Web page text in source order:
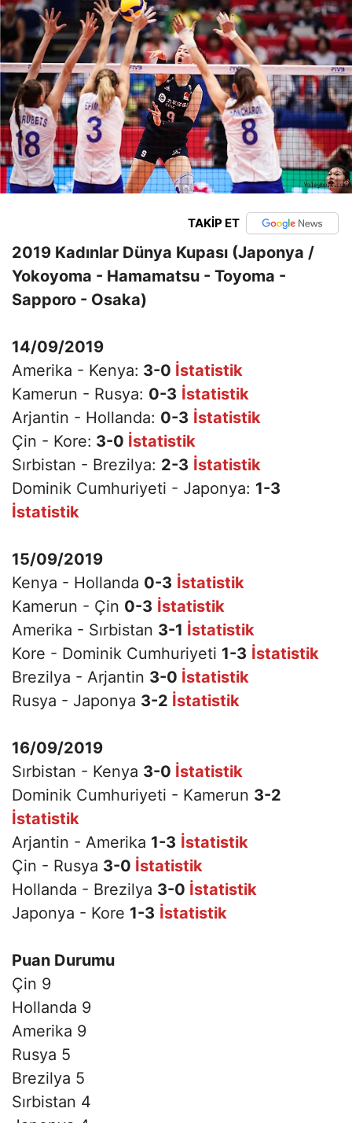
TAKİP ET
2019 Kadınlar Dünya Kupası (Japonya /
Yokoyoma - Hamamatsu - Toyoma -
Sapporo - Osaka)
14/09/2019
Amerika - Kenya: 3-0 İstatistik
Kamerun - Rusya: 0-3 İstatistik
Arjantin - Hollanda: 0-3 İstatistik
Çin - Kore: 3-0 İstatistik
Sırbistan - Brezilya: 2-3 İstatistik
Dominik Cumhuriyeti - Japonya: 1-3
İstatistik
15/09/2019
Kenya - Hollanda 0-3 İstatistik
Kamerun - Çin 0-3 İstatistik
Amerika - Sırbistan 3-1 İstatistik
Kore - Dominik Cumhuriyeti 1-3 İstatistik
Brezilya - Arjantin 3-0 İstatistik
Rusya - Japonya 3-2 İstatistik
16/09/2019
Sırbistan - Kenya 3-0 İstatistik
Dominik Cumhuriyeti - Kamerun 3-2
İstatistik
Arjantin - Amerika 1-3 İstatistik
Çin - Rusya 3-0 İstatistik
Hollanda - Brezilya 3-0 İstatistik
Japonya - Kore 1-3 İstatistik
Puan Durumu
Çin 9
Hollanda 9
Amerika 9
Rusya 5
Brezilya 5
Sırbistan 4